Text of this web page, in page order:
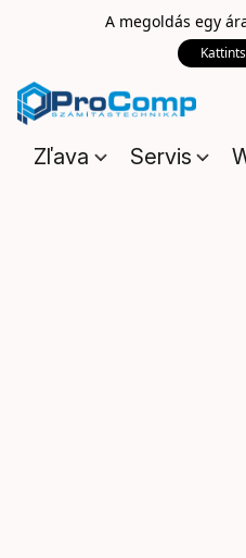
A megoldás egy
Zľava Servis